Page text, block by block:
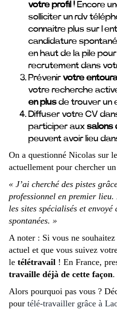
votre profil !Encore
solliciter un rdv
connaitre plus sur
candidature
en haut de la pile
recrutement dans
Prévenirvotre
votre recherche
en plusde trouver un
Diffuser votre CV
participer aux salons
peuvent avoir lieu
On a questionné Nicolas sur
actuellement pour chercher
« J’ai cherché des pistes
professionnel en premier
les sites spécialisés et envoyé
spontanées. »
A noter : Si vous ne
actuel et que vous suivez
le télétravail! En France,
travaille déjà de cette façon.
Alors pourquoi pas vous ?
pour télé-travailler grâce à